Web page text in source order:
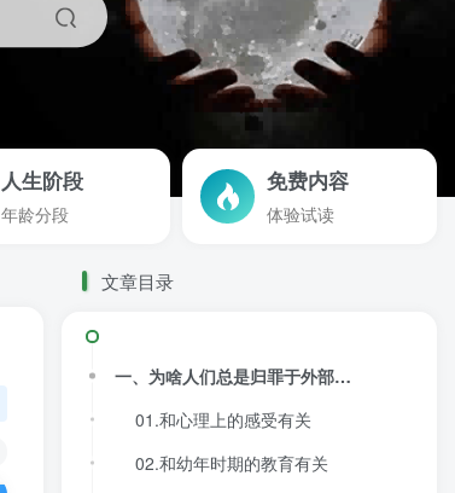
人生阶段
年龄分段
免费内容
体验试读
文章目录
一、为啥人们总是归罪于外部因素？
01.和心理上的感受有关
02.和幼年时期的教育有关